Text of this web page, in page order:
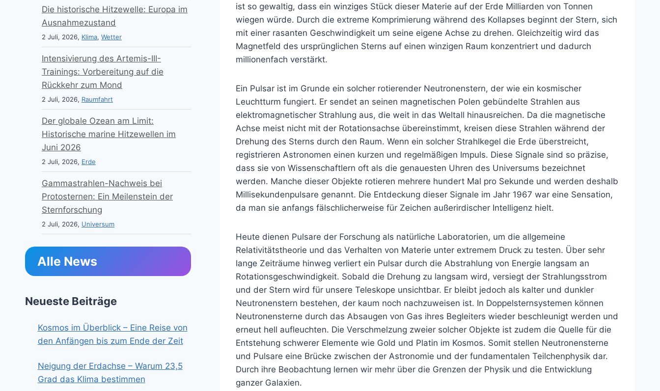
ist so gewaltig, dass ein winziges Stück dieser Materie auf der Erde Milliarden von Tonnen
wiegen würde. Durch die extreme Komprimierung während des Kollapses beginnt der Stern, sich
mit einer rasanten Geschwindigkeit um seine eigene Achse zu drehen. Gleichzeitig wird das
Magnetfeld des ursprünglichen Sterns auf einen winzigen Raum konzentriert und dadurch
millionenfach verstärkt.
Ein Pulsar ist im Grunde ein solcher rotierender Neutronenstern, der wie ein kosmischer
Leuchtturm fungiert. Er sendet an seinen magnetischen Polen gebündelte Strahlen aus
elektromagnetischer Strahlung aus, die weit in das Weltall hinausreichen. Da die magnetische
Achse meist nicht mit der Rotationsachse übereinstimmt, kreisen diese Strahlen während der
Drehung des Sterns durch den Raum. Wenn ein solcher Strahlkegel die Erde überstreicht,
registrieren Astronomen einen kurzen und regelmäßigen Impuls. Diese Signale sind so präzise,
dass sie von Wissenschaftlern oft als die genauesten Uhren des Universums bezeichnet
werden. Manche dieser Objekte rotieren mehrere hundert Mal pro Sekunde und werden deshalb
Millisekundenpulsare genannt. Die Entdeckung dieser Signale im Jahr 1967 war eine Sensation,
da man sie anfangs fälschlicherweise für Zeichen außerirdischer Intelligenz hielt.
Heute dienen Pulsare der Forschung als natürliche Laboratorien, um die allgemeine
Relativitätstheorie und das Verhalten von Materie unter extremem Druck zu testen. Über sehr
lange Zeiträume hinweg verliert ein Pulsar durch die Abstrahlung von Energie langsam an
Rotationsgeschwindigkeit. Sobald die Drehung zu langsam wird, versiegt der Strahlungsstrom
und der Stern wird für unsere Teleskope unsichtbar. Er bleibt jedoch als kalter und dunkler
Neutronenstern bestehen, der kaum noch nachzuweisen ist. In Doppelsternsystemen können
Neutronensterne durch das Absaugen von Gas ihres Begleiters wieder beschleunigt werden und
erneut hell aufleuchten. Die Verschmelzung zweier solcher Objekte ist zudem die Quelle für die
Entstehung schwerer Elemente wie Gold und Platin im Kosmos. Somit stellen Neutronensterne
und Pulsare eine Brücke zwischen der Astronomie und der fundamentalen Teilchenphysik dar.
Durch ihre Beobachtung lernen wir mehr über die Grenzen der Physik und die Entwicklung
ganzer Galaxien.
Die historische Hitzewelle: Europa im
Ausnahmezustand
2 Juli, 2026, Klima, Wetter
Intensivierung des Artemis-III-
Trainings: Vorbereitung auf die
Rückkehr zum Mond
2 Juli, 2026, Raumfahrt
Der globale Ozean am Limit:
Historische marine Hitzewellen im
Juni 2026
2 Juli, 2026, Erde
Gammastrahlen-Nachweis bei
Protosternen: Ein Meilenstein der
Sternforschung
2 Juli, 2026, Universum
Alle News
Neueste Beiträge
Kosmos im Überblick – Eine Reise von
den Anfängen bis zum Ende der Zeit
Neigung der Erdachse – Warum 23,5
Grad das Klima bestimmen